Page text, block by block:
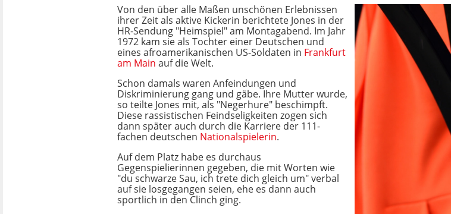
Von den über alle Maßen unschönen Erlebnissen
ihrer Zeit als aktive Kickerin berichtete Jones in der
HR-Sendung "Heimspiel" am Montagabend. Im Jahr
1972 kam sie als Tochter einer Deutschen und
eines afroamerikanischen US-Soldaten in Frankfurt
am Main auf die Welt.
Schon damals waren Anfeindungen und
Diskriminierung gang und gäbe. Ihre Mutter wurde,
so teilte Jones mit, als "Negerhure" beschimpft.
Diese rassistischen Feindseligkeiten zogen sich
dann später auch durch die Karriere der 111-
fachen deutschen Nationalspielerin.
Auf dem Platz habe es durchaus
Gegenspielierinnen gegeben, die mit Worten wie
"du schwarze Sau, ich trete dich gleich um" verbal
auf sie losgegangen seien, ehe es dann auch
sportlich in den Clinch ging.